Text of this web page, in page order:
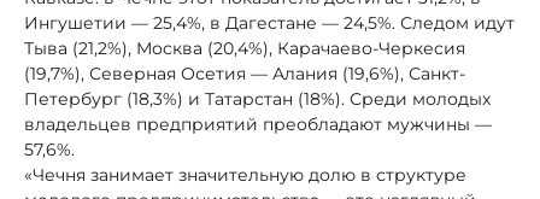
Ингушетии — 25,4%, в Дагестане — 24,5%. Следом идут
Тыва (21,2%), Москва (20,4%), Карачаево-Черкесия
(19,7%), Северная Осетия — Алания (19,6%), Санкт-
Петербург (18,3%) и Татарстан (18%). Среди молодых
владельцев предприятий преобладают мужчины —
57,6%.
«Чечня занимает значительную долю в структуре